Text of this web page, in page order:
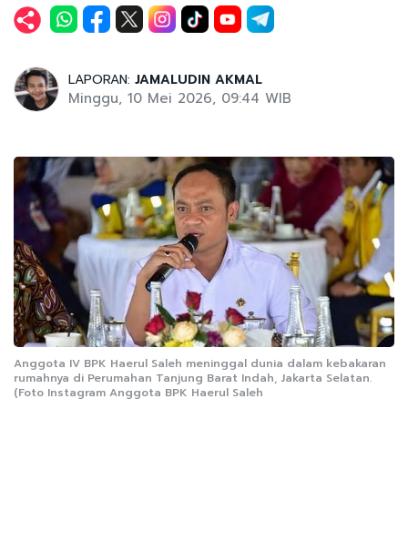
LAPORAN: JAMALUDIN AKMAL
Minggu, 10 Mei 2026, 09:44 WIB
Anggota IV BPK Haerul Saleh meninggal dunia dalam kebakaran
rumahnya di Perumahan Tanjung Barat Indah, Jakarta Selatan.
(Foto Instagram Anggota BPK Haerul Saleh